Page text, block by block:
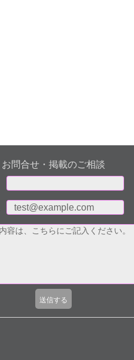
お問合せ・掲載のご相談